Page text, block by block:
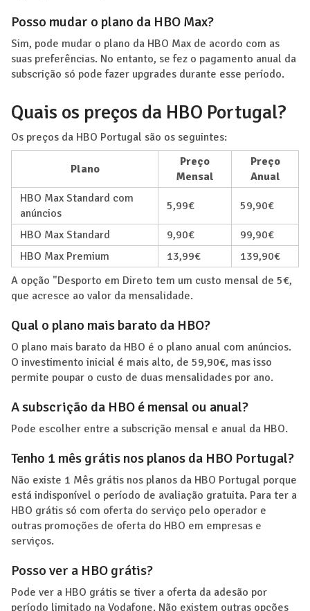
Posso mudar o plano da HBO Max?
Sim, pode mudar o plano da HBO Max de acordo com as
suas preferências. No entanto, se fez o pagamento anual da
subscrição só pode fazer upgrades durante esse período.
Quais os preços da HBO Portugal?
Os preços da HBO Portugal são os seguintes:
Plano
Preço
Mensal
Preço
Anual
HBO Max Standard com
anúncios
5,99€ 59,90€
HBO Max Standard 9,90€
99,90€
HBO Max Premium
13,99€
139,90€
A opção "Desporto em Direto tem um custo mensal de 5€,
que acresce ao valor da mensalidade.
Qual o plano mais barato da HBO?
O plano mais barato da HBO é o plano anual com anúncios.
O investimento inicial é mais alto, de 59,90€, mas isso
permite poupar o custo de duas mensalidades por ano.
A subscrição da HBO é mensal ou anual?
Pode escolher entre a subscrição mensal e anual da HBO.
Tenho 1 mês grátis nos planos da HBO Portugal?
Não existe 1 Mês grátis nos planos da HBO Portugal porque
está indisponível o período de avaliação gratuita. Para ter a
HBO grátis só com oferta do serviço pelo operador e
outras promoções de oferta do HBO em empresas e
serviços.
Posso ver a HBO grátis?
Pode ver a HBO grátis se tiver a oferta da adesão por
período limitado na Vodafone. Não existem outras opções